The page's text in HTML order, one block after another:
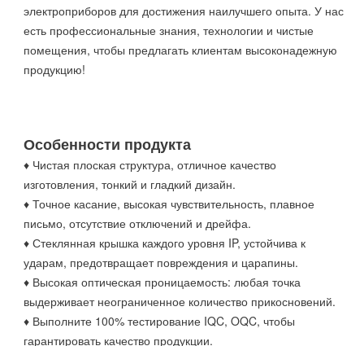
электроприборов для достижения наилучшего опыта. У нас
есть профессиональные знания, технологии и чистые
помещения, чтобы предлагать клиентам высоконадежную
продукцию!
Особенности продукта
♦ Чистая плоская структура, отличное качество
изготовления, тонкий и гладкий дизайн.
♦ Точное касание, высокая чувствительность, плавное
письмо, отсутствие отключений и дрейфа.
♦ Стеклянная крышка каждого уровня IP, устойчива к
ударам, предотвращает повреждения и царапины.
♦ Высокая оптическая проницаемость: любая точка
выдерживает неограниченное количество прикосновений.
♦ Выполните 100% тестирование IQC, OQC, чтобы
гарантировать качество продукции.